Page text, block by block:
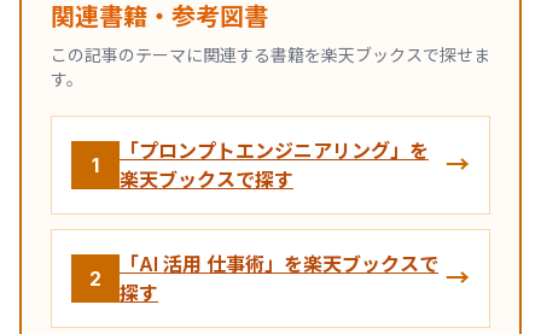
関連書籍・参考図書
この記事のテーマに関連する書籍を楽天ブックスで探せま
す。
1
「プロンプトエンジニアリング」を
楽天ブックスで探す
→
2
「AI 活用 仕事術」を楽天ブックスで
探す
→